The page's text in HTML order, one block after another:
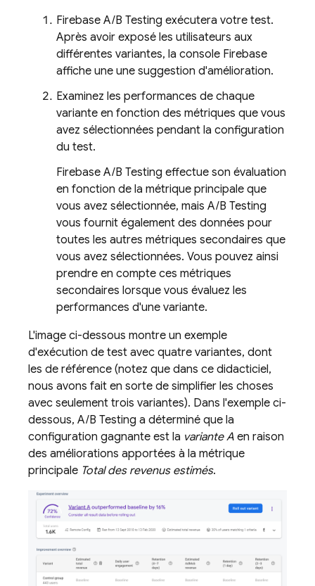
Firebase A/B Testing exécutera votre test.
Après avoir exposé les utilisateurs aux
différentes variantes, la console Firebase
affiche une une suggestion d'amélioration.
Examinez les performances de chaque
variante en fonction des métriques que vous
avez sélectionnées pendant la configuration
du test.
Firebase A/B Testing effectue son évaluation
en fonction de la métrique principale que
vous avez sélectionnée, mais A/B Testing
vous fournit également des données pour
toutes les autres métriques secondaires que
vous avez sélectionnées. Vous pouvez ainsi
prendre en compte ces métriques
secondaires lorsque vous évaluez les
performances d'une variante.
L'image ci-dessous montre un exemple
d'exécution de test avec quatre variantes, dont
les de référence (notez que dans ce didacticiel,
nous avons fait en sorte de simplifier les choses
avec seulement trois variantes). Dans l'exemple ci-
dessous, A/B Testing a déterminé que la
configuration gagnante est la variante A en raison
des améliorations apportées à la métrique
principale Total des revenus estimés.